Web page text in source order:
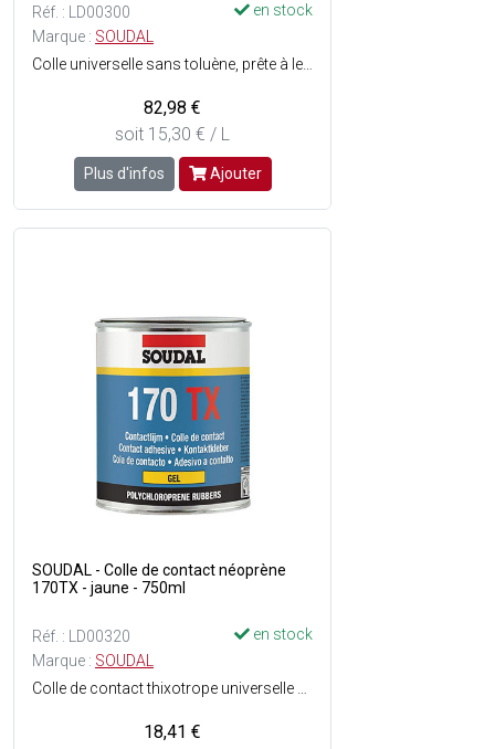
Réf. : LD00300
en stock
Marque : SOUDAL
82,98 €
soit 15,30 € / L
Plus d'infos Ajouter
SOUDAL - Colle de contact néoprène
170TX - jaune - 750ml
Réf. : LD00320
en stock
Marque : SOUDAL
18,41 €